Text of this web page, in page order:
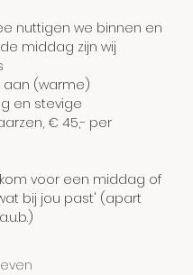
nuttigen we binnen en
middag zijn wij
aan (warme)
en stevige
€ 45,- per
voor een middag of
bij jou past' (apart